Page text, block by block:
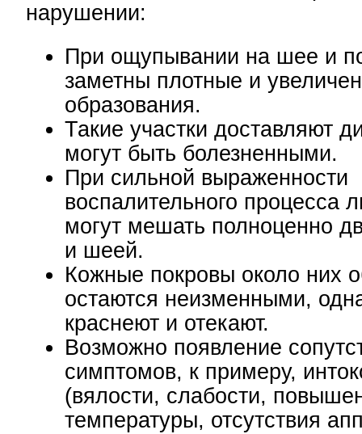
нарушении:
При ощупывании на шее и
заметны плотные и
образования.
Такие участки доставляют
могут быть болезненными.
При сильной выраженности
воспалительного процесса
могут мешать полноценно
и шеей.
Кожные покровы около них
остаются неизменными,
краснеют и отекают.
Возможно появление
симптомов, к примеру,
(вялости, слабости,
температуры, отсутствия